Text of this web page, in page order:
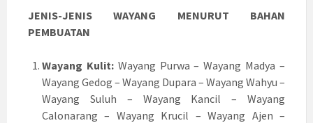
JENIS-JENIS WAYANG MENURUT BAHAN
PEMBUATAN
Wayang Kulit:Wayang Purwa – Wayang Madya –
Wayang Gedog – Wayang Dupara – Wayang Wahyu –
Wayang Suluh – Wayang Kancil – Wayang
Calonarang – Wayang Krucil – Wayang Ajen –